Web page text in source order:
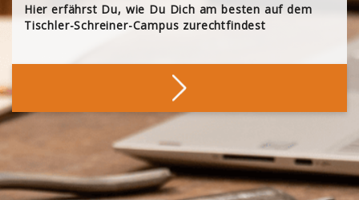
Hier erfährst Du, wie Du Dich am besten auf dem
Tischler-Schreiner-Campus zurechtfindest